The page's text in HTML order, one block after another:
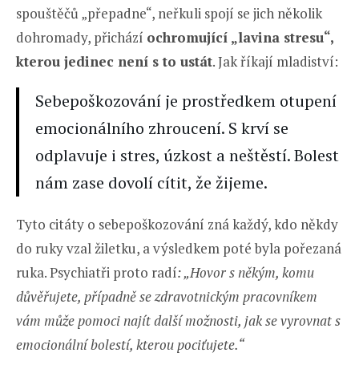
spouštěčů „přepadne“, neřkuli spojí se jich několik
dohromady, přichází ochromující „lavina stresu“,
kterou jedinec není s to ustát. Jak říkají mladiství:
Sebepoškozování je prostředkem otupení
emocionálního zhroucení. S krví se
odplavuje i stres, úzkost a neštěstí. Bolest
nám zase dovolí cítit, že žijeme.
Tyto citáty o sebepoškozování zná každý, kdo někdy
do ruky vzal žiletku, a výsledkem poté byla pořezaná
ruka. Psychiatři proto radí: „Hovor s někým, komu
důvěřujete, případně se zdravotnickým pracovníkem
vám může pomoci najít další možnosti, jak se vyrovnat s
emocionální bolestí, kterou pociťujete.“